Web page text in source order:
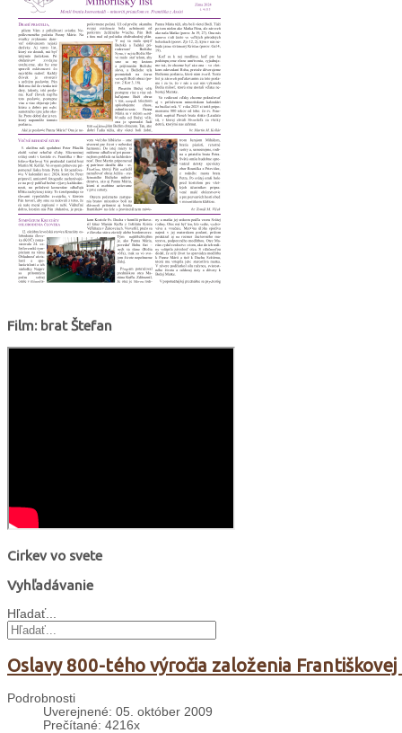
Film: brat Štefan
Cirkev vo svete
Vyhľadávanie
Hľadať...
Oslavy 800-tého výročia založenia Františkovej
Podrobnosti
Uverejnené: 05. október 2009
Prečítané: 4216x